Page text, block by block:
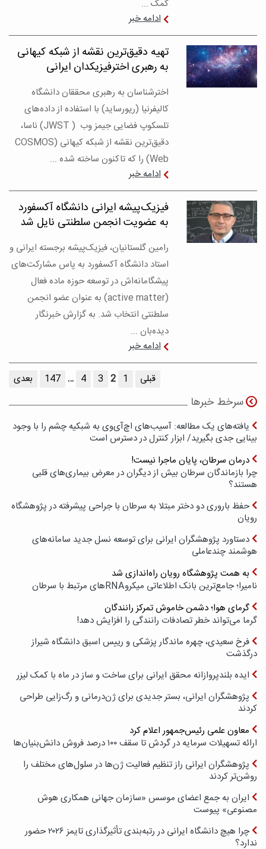
کمک ...
ادامه خبر
تهیه دقیق‌ترین نقشه از شبکه کیهانی
به رهبری اخترفیزیکدان ایرانی
اخترشناسان به رهبری محققان دانشگاه
کالیفرنیا (ریورساید) با استفاده از داده‌های
تلسکوپ فضایی جیمز وب ( JWST) ناسا،
دقیق‌ترین نقشه از شبکه کیهانی (COSMOS
Web) را که تاکنون ساخته شده ...
ادامه خبر
فیزیک‌پیشه ایرانی دانشگاه آکسفورد
به عضویت انجمن سلطنتی نایل شد
رامین گلستانیان، فیزیک‌پیشه برجسته ایرانی و
استاد دانشگاه آکسفورد به پاس مشارکت‌های
پیشگامانه‌اش در توسعه حوزه ماده فعال
(active matter) به عنوان عضو انجمن
سلطنتی انتخاب شد. به گزارش خبرنگار
دیده‌بان ...
ادامه خبر
قبلی 1
2
3
4
…
147 بعدی
سرخط خبرها
یافته‌های یک مطالعه: آسیب‌های اچ‌آی‌وی به شبکیه چشم را با وجود
بینایی جدی بگیرید/ ابزار کنترل در دسترس است
درمان سرطان، پایان ماجرا نیست!
چرا بازماندگان سرطان بیش از دیگران در معرض بیماری‌های قلبی
هستند؟
حفظ باروری دو دختر مبتلا به سرطان با جراحی پیشرفته در پژوهشگاه
رویان
دستاورد پژوهشگران ایرانی برای توسعه نسل جدید سامانه‌های
هوشمند چندعاملی
به همت پژوهشگاه رویان راه‌اندازی شد
نامیرا؛ جامع‌ترین بانک اطلاعاتی میکروRNAهای مرتبط با سرطان
گرمای هوا؛ دشمن خاموش تمرکز رانندگان
گرما می‌تواند خطر تصادفات رانندگی را افزایش دهد!
فرخ سعیدی، چهره ماندگار پزشکی و رییس اسبق دانشگاه شیراز
درگذشت
ایده بلندپروازانه محقق ایرانی برای ساخت و ساز در ماه با کمک لیزر
پژوهشگران ایرانی، بستر جدیدی برای ژن‌درمانی و رگ‌زایی طراحی
کردند
معاون علمی رئیس‌جمهور اعلام کرد
ارائه تسهیلات سرمایه در گردش تا سقف ۱۰۰ درصد فروش دانش‌بنیان‌ها
پژوهشگران ایرانی راز تنظیم فعالیت ژن‌ها در سلول‌های مختلف را
روشن‌تر کردند
ایران به جمع اعضای موسس «سازمان جهانی همکاری هوش
مصنوعی» پیوست
چرا هیچ دانشگاه ایرانی در رتبه‌بندی تأثیرگذاری تایمز ۲۰۲۶ حضور
ندارد؟